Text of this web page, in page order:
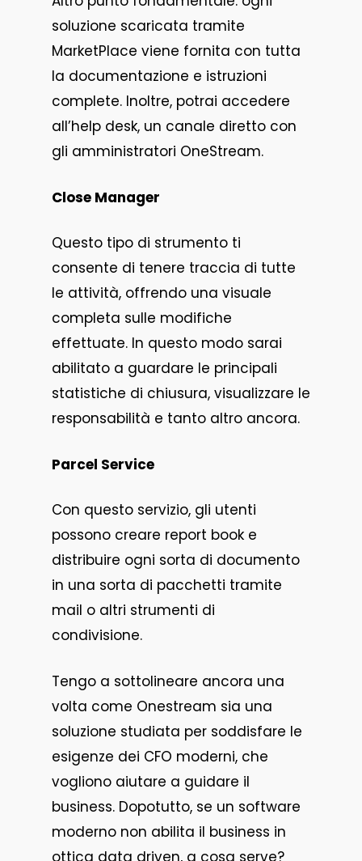
soluzione scaricata tramite
MarketPlace viene fornita con tutta
la documentazione e istruzioni
complete. Inoltre, potrai accedere
all’help desk, un canale diretto con
gli amministratori OneStream.
Close Manager
Questo tipo di strumento ti
consente di tenere traccia di tutte
le attività, offrendo una visuale
completa sulle modifiche
effettuate. In questo modo sarai
abilitato a guardare le principali
statistiche di chiusura, visualizzare le
responsabilità e tanto altro ancora.
Parcel Service
Con questo servizio, gli utenti
possono creare report book e
distribuire ogni sorta di documento
in una sorta di pacchetti tramite
mail o altri strumenti di
condivisione.
Tengo a sottolineare ancora una
volta come Onestream sia una
soluzione studiata per soddisfare le
esigenze dei CFO moderni, che
vogliono aiutare a guidare il
business. Dopotutto, se un software
moderno non abilita il business in
ottica data driven, a cosa serve?